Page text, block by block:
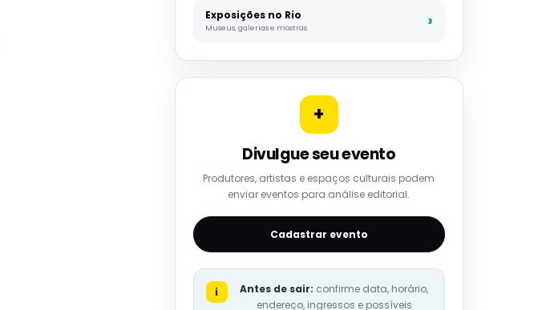
Exposições no Rio
Museus, galerias e mostras
+
Divulgue seu evento
Produtores, artistas e espaços culturais podem
enviar eventos para análise editorial.
Cadastrar evento
i Antes de sair: confirme data, horário,
endereço, ingressos e possíveis